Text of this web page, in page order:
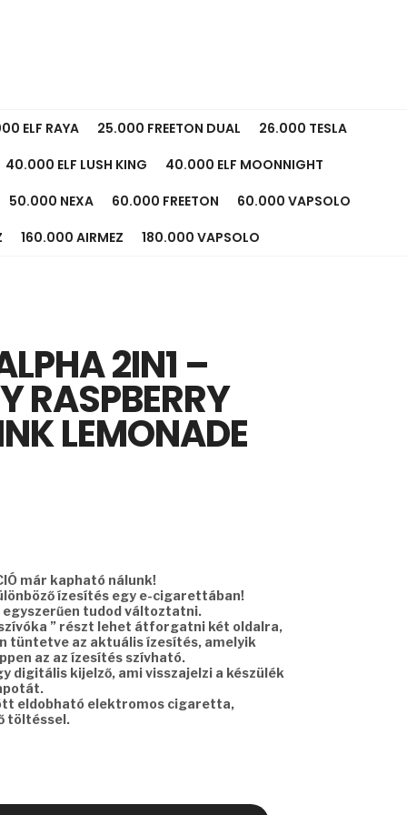
ELF RAYA 25.000 FREETON DUAL
26.000 TESLA
40.000 ELF LUSH KING
40.000 ELF MOONNIGHT
50.000 NEXA 60.000 FREETON
60.000 VAPSOLO
160.000 AIRMEZ 180.000 VAPSOLO
2IN1 –
RASPBERRY
LEMONADE
már kapható nálunk!
ízesítés egy e-cigarettában!
tudod változtatni.
” részt lehet átforgatni két oldalra,
tüntetve az aktuális ízesítés, amelyik
az az ízesítés szívható.
digitális kijelző, ami visszajelzi a készülék
eldobható elektromos cigaretta,
töltéssel.